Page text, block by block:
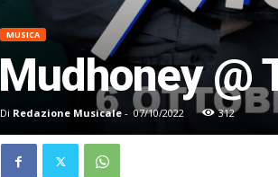
MUSICA
Mudhoney @
Di Redazione Musicale- 07/10/2022 312